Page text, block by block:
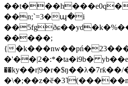
��n;`=3�պ�i
�����;
{
�'��|2�:*�ta�i9b�
��ky��r|9�r�$ŋ��λ�7rƙ��/